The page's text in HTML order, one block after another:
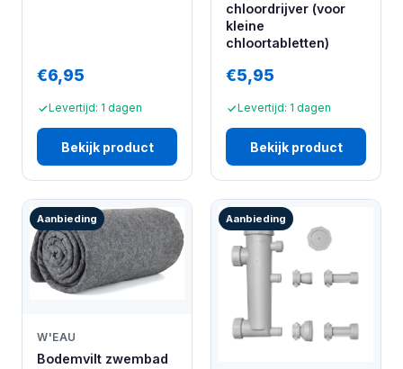
€6,95
Levertijd: 1 dagen
Bekijk product
chloordrijver (voor
kleine
chloortabletten)
€5,95
Levertijd: 1 dagen
Bekijk product
Aanbieding
W'EAU
Bodemvilt zwembad
Aanbieding